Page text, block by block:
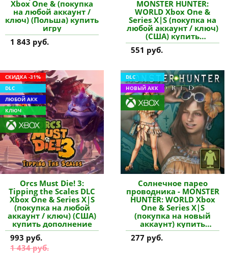
Xbox One & (покупка
на любой аккаунт /
ключ) (Польша) купить
игру
1 843 руб.
MONSTER HUNTER:
WORLD Xbox One &
Series X|S (покупка на
любой аккаунт / ключ)
(США) купить
дополнение
551 руб.
СКИДКА -31%
DLC
ЛЮБОЙ АКК
КЛЮЧ
Orcs Must Die! 3:
Tipping the Scales DLC
Xbox One & Series X|S
(покупка на любой
аккаунт / ключ) (США)
купить дополнение
993 руб.
1 434 руб.
DLC
НОВЫЙ АКК
Солнечное парео
проводника - MONSTER
HUNTER: WORLD Xbox
One & Series X|S
(покупка на новый
аккаунт) купить
дополнение
277 руб.